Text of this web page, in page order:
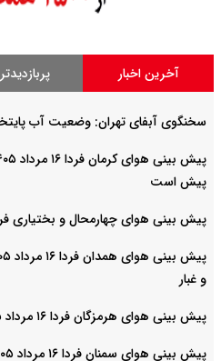
آخرین اخبار
سخنگوی آبفای تهران: وضعیت آب
پیش است
پیش بینی هوای چهارمحال و بختیاری فردا ۱۶ مرداد ۱۴۰۵/ گرما ادامه
و غبار
پیش بینی هوای هرمزگان فردا ۱۶ مرداد ۱۴۰۵/ دریا متلاطم می‌شود
پیش بینی هوای سمنان فردا ۱۶ مرداد ۱۴۰۵/ هوا خنک‌تر می‌شود